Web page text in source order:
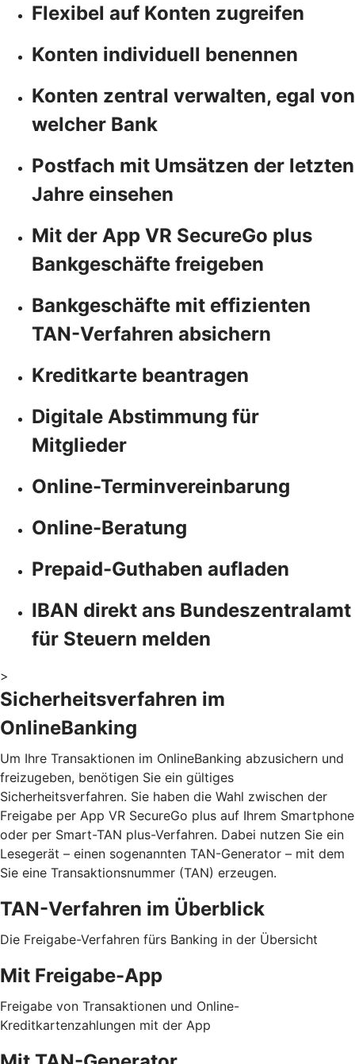
Flexibel auf Konten zugreifen
Konten individuell benennen
Konten zentral verwalten, egal von
welcher Bank
Postfach mit Umsätzen der letzten
Jahre einsehen
Mit der App VR SecureGo plus
Bankgeschäfte freigeben
Bankgeschäfte mit effizienten
TAN-Verfahren absichern
Kreditkarte beantragen
Digitale Abstimmung für
Mitglieder
Online-Terminvereinbarung
Online-Beratung
Prepaid-Guthaben aufladen
IBAN direkt ans Bundeszentralamt
für Steuern melden
>
Sicherheitsverfahren im
OnlineBanking
Um Ihre Transaktionen im OnlineBanking abzusichern und
freizugeben, benötigen Sie ein gültiges
Sicherheitsverfahren. Sie haben die Wahl zwischen der
Freigabe per App VR SecureGo plus auf Ihrem Smartphone
oder per Smart-TAN plus-Verfahren. Dabei nutzen Sie ein
Lesegerät – einen sogenannten TAN-Generator – mit dem
Sie eine Transaktionsnummer (TAN) erzeugen.
TAN-Verfahren im Überblick
Die Freigabe-Verfahren fürs Banking in der Übersicht
Mit Freigabe-App
Freigabe von Transaktionen und Online-
Kreditkartenzahlungen mit der App